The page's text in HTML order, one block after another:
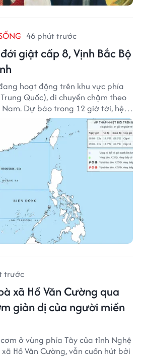
46 phút trước
giật cấp 8, Vịnh Bắc Bộ
hoạt động trên khu vực phía
Quốc), di chuyển chậm theo
Dự báo trong 12 giờ tới, hệ
thành vùng áp thấp.
trước
xã Hồ Văn Cường qua
giản dị của người miền
ở vùng phía Tây của tỉnh Nghệ
Hồ Văn Cường, vẫn cuốn hút bởi